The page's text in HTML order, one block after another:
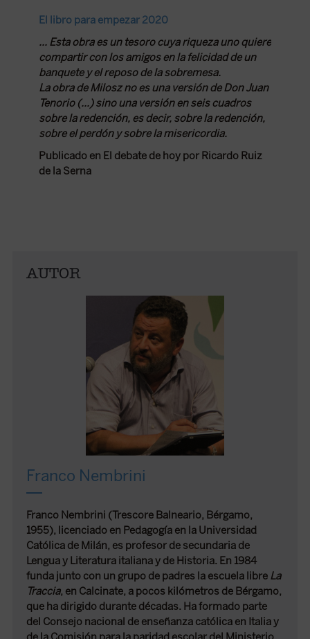
El libro para empezar 2020
... Esta obra es un tesoro cuya riqueza uno quiere
compartir con los amigos en la felicidad de un
banquete y el reposo de la sobremesa.
La obra de Milosz no es una versión de Don Juan
Tenorio (...) sino una versión en seis cuadros
sobre la redención, es decir, sobre la redención,
sobre el perdón y sobre la misericordia.
Publicado en El debate de hoy por Ricardo Ruiz
de la Serna
AUTOR
Franco Nembrini
Franco Nembrini (Trescore Balneario, Bérgamo,
1955), licenciado en Pedagogía en la Universidad
Católica de Milán, es profesor de secundaria de
Lengua y Literatura italiana y de Historia. En 1984
funda junto con un grupo de padres la escuela libre La
Traccia, en Calcinate, a pocos kilómetros de Bérgamo,
que ha dirigido durante décadas. Ha formado parte
del Consejo nacional de enseñanza católica en Italia y